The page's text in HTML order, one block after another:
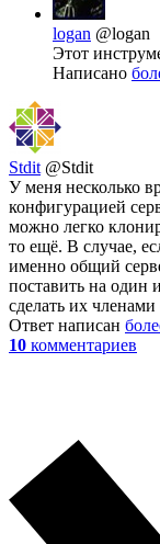
logan @logan
Этот
Написано
Stdit @Stdit
У меня несколько
конфигурацией
можно легко
то ещё. В случае,
именно общий
поставить на один
сделать их
Ответ написан
10 комментариев